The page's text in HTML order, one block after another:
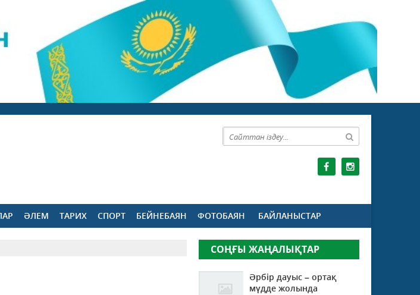
ӘЛЕМ ТАРИХ СПОРТ БЕЙНЕБАЯН ФОТОБАЯН БАЙЛАНЫСТАР
СОҢҒЫ ЖАҢАЛЫҚТАР
Әрбір дауыс – ортақ
мүдде жолында